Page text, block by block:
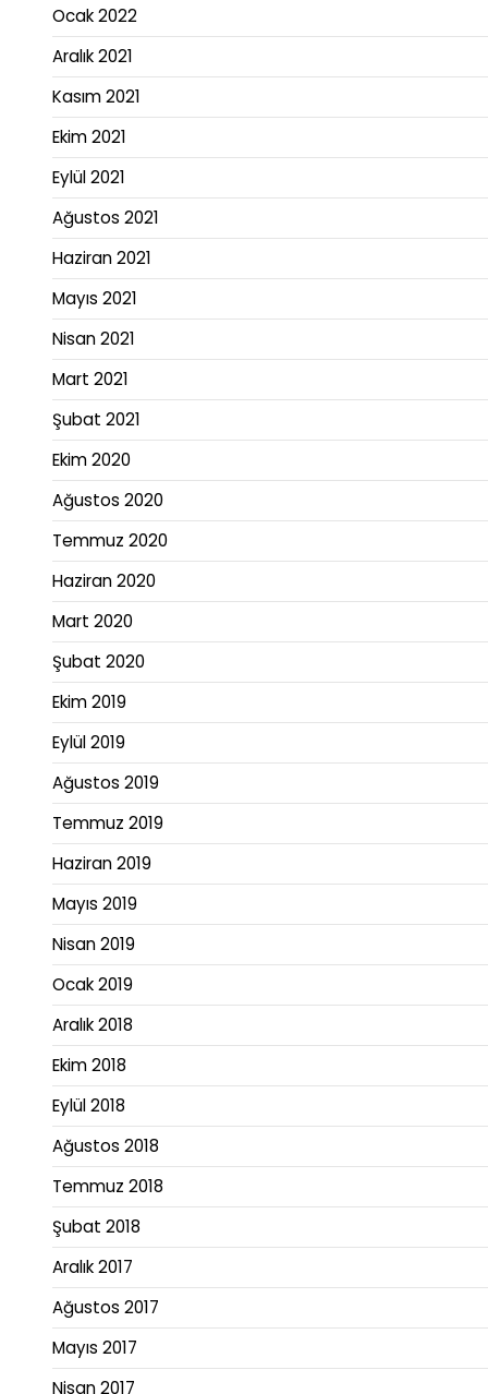
Ocak 2022
Aralık 2021
Kasım 2021
Ekim 2021
Eylül 2021
Ağustos 2021
Haziran 2021
Mayıs 2021
Nisan 2021
Mart 2021
Şubat 2021
Ekim 2020
Ağustos 2020
Temmuz 2020
Haziran 2020
Mart 2020
Şubat 2020
Ekim 2019
Eylül 2019
Ağustos 2019
Temmuz 2019
Haziran 2019
Mayıs 2019
Nisan 2019
Ocak 2019
Aralık 2018
Ekim 2018
Eylül 2018
Ağustos 2018
Temmuz 2018
Şubat 2018
Aralık 2017
Ağustos 2017
Mayıs 2017
Nisan 2017